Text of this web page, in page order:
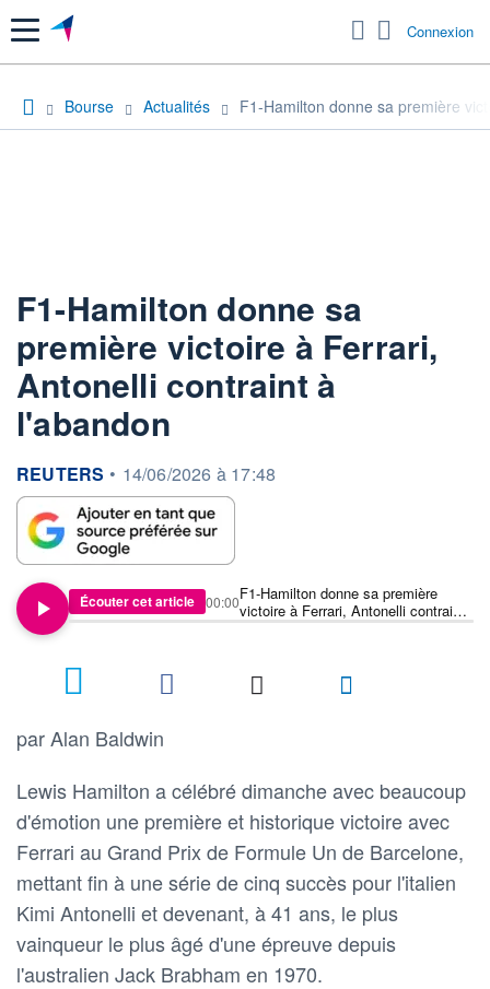
Menu Connexion
Bourse Actualités F1-Hamilton donne sa première
F1-Hamilton donne sa
première victoire à Ferrari,
Antonelli contraint à
l'abandon
information fournie par
REUTERS • 14/06/2026 à 17:48
Écouter cet article
F1-Hamilton donne sa première
victoire à Ferrari, Antonelli contraint
à l'abandon
00:00
par Alan Baldwin
Lewis Hamilton a célébré dimanche avec beaucoup
d'émotion une première et historique victoire avec
Ferrari au Grand Prix de Formule Un de Barcelone,
mettant fin à une série de cinq succès pour l'italien
Kimi Antonelli et devenant, à 41 ans, le plus
vainqueur le plus âgé d'une épreuve depuis
l'australien Jack Brabham en 1970.